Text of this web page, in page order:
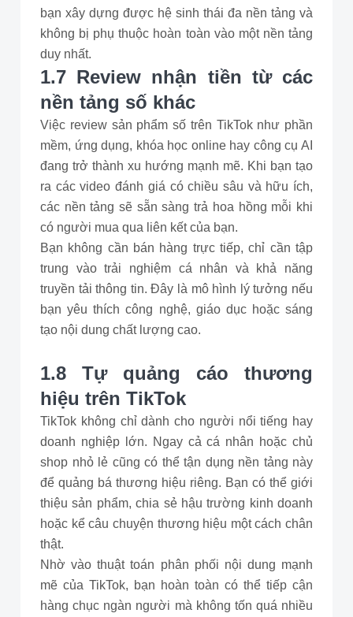
bạn xây dựng được hệ sinh thái đa nền tảng và
không bị phụ thuộc hoàn toàn vào một nền tảng
duy nhất.
1.7 Review nhận tiền từ các
nền tảng số khác
Việc review sản phẩm số trên TikTok như phần
mềm, ứng dụng, khóa học online hay công cụ AI
đang trở thành xu hướng mạnh mẽ. Khi bạn tạo
ra các video đánh giá có chiều sâu và hữu ích,
các nền tảng sẽ sẵn sàng trả hoa hồng mỗi khi
có người mua qua liên kết của bạn.
Bạn không cần bán hàng trực tiếp, chỉ cần tập
trung vào trải nghiệm cá nhân và khả năng
truyền tải thông tin. Đây là mô hình lý tưởng nếu
bạn yêu thích công nghệ, giáo dục hoặc sáng
tạo nội dung chất lượng cao.
1.8 Tự quảng cáo thương
hiệu trên TikTok
TikTok không chỉ dành cho người nổi tiếng hay
doanh nghiệp lớn. Ngay cả cá nhân hoặc chủ
shop nhỏ lẻ cũng có thể tận dụng nền tảng này
để quảng bá thương hiệu riêng. Bạn có thể giới
thiệu sản phẩm, chia sẻ hậu trường kinh doanh
hoặc kể câu chuyện thương hiệu một cách chân
thật.
Nhờ vào thuật toán phân phối nội dung mạnh
mẽ của TikTok, bạn hoàn toàn có thể tiếp cận
hàng chục ngàn người mà không tốn quá nhiều